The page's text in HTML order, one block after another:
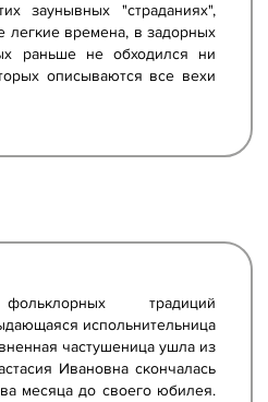
заунывных "страданиях",
времена, в задорных
раньше не обходился ни
описываются все вехи
традиций
испольнительница
частушеница ушла из
Ивановна скончалась
месяца до своего юбилея.